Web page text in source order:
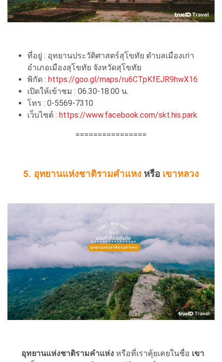
ที่อยู่ : อุทยานประวัติศาสตร์สุโขทัย ตำบลเมืองเก่า
อำเภอเมืองสุโขทัย จังหวัดสุโขทัย
พิกัด : https://goo.gl/maps/ru6CTpKfEJR9hwX16
เปิดให้เข้าชม : 06.30-18.00 น.
โทร : 0-5569-7310
เว็บไซต์ : https://www.facebook.com/skt.his.park
================
5. อุทยานแห่งชาติรามคำแหง หรือ เขาหลวง
อุทยานแห่งชาติรามคำแห่ง หรือที่เราคุ้ยเคยในชื่อ เขา